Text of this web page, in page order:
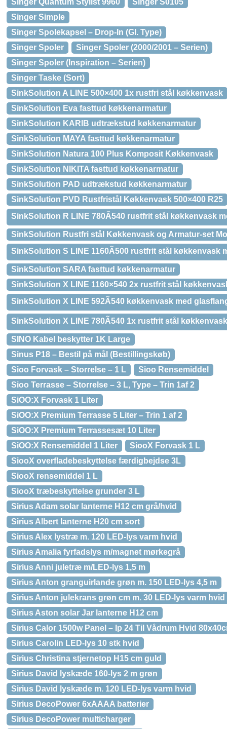
Singer Quantum Stylist 9960
Singer S0105
Singer Simple
Singer Spolekapsel – Drop-In (Gl. Type)
Singer Spoler
Singer Spoler (2000/2001 – Serien)
Singer Spoler (Inspiration – Serien)
Singer Taske (Sort)
SinkSolution A LINE 500×400 1x rustfri stål køkkenvask
SinkSolution Eva fasttud køkkenarmatur
SinkSolution KARIB udtrækstud køkkenarmatur
SinkSolution MAYA fasttud køkkenarmatur
SinkSolution Natura 100 Plus Komposit Køkkenvask
SinkSolution NIKITA fasttud køkkenarmatur
SinkSolution PAD udtrækstud køkkenarmatur
SinkSolution PVD Rustfristål Køkkenvask 500×400 R25
SinkSolution R LINE 780Ã540 rustfrit stål køkkenvask
SinkSolution Rustfri stål Køkkenvask og Armatur-set
SinkSolution S LINE 1160Ã500 rustfrit stål køkkenvask
SinkSolution SARA fasttud køkkenarmatur
SinkSolution X LINE 1160×540 2x rustfrit stål
SinkSolution X LINE 592Ã540 køkkenvask med
SinkSolution X LINE 780Ã540 1x rustfrit stål
SINO Kabel beskytter 1K Large
Sinus P18 – Bestil på mål (Bestillingskøb)
Sioo Forvask – Storrelse – 1 L
Sioo Rensemiddel
Sioo Terrasse – Storrelse – 3 L, Type – Trin 1af 2
SiOO:X Forvask 1 Liter
SiOO:X Premium Terrasse 5 Liter – Trin 1 af 2
SiOO:X Premium Terrassesæt 10 Liter
SiOO:X Rensemiddel 1 Liter
SiooX Forvask 1 L
SiooX overfladebeskyttelse færdigbejdse 3L
SiooX rensemiddel 1 L
SiooX træbeskyttelse grunder 3 L
Sirius Adam solar lanterne H12 cm grå/hvid
Sirius Albert lanterne H20 cm sort
Sirius Alex lystræ m. 120 LED-lys varm hvid
Sirius Amalia fyrfadslys m/magnet mørkegrå
Sirius Anni juletræ m/LED-lys 1,5 m
Sirius Anton granguirlande grøn m. 150 LED-lys 4,5 m
Sirius Anton julekrans grøn cm m. 30 LED-lys varm
Sirius Aston solar Jar lanterne H12 cm
Sirius Calor 1500w Panel – Ip 24 Til Vådrum Hvid
Sirius Carolin LED-lys 10 stk hvid
Sirius Christina stjernetop H15 cm guld
Sirius David lyskæde 160-lys 2 m grøn
Sirius David lyskæde m. 120 LED-lys varm hvid
Sirius DecoPower 6xAAAA batterier
Sirius DecoPower multicharger